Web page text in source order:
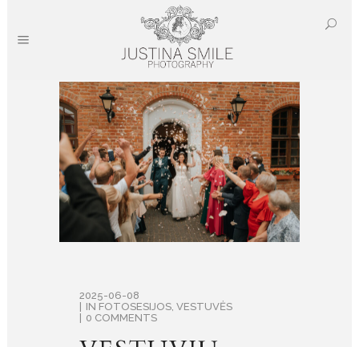
2025-06-08
IN FOTOSESIJOS, VESTUVĖS
0 COMMENTS